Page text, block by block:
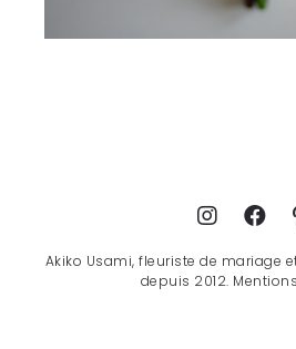
Akiko Usami, fleuriste de mariage
depuis 2012.